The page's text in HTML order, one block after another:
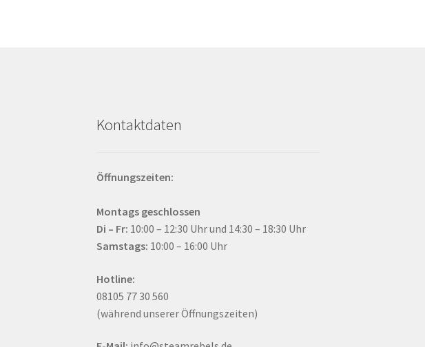
Kontaktdaten
Öffnungszeiten:
Montags geschlossen
Di – Fr: 10:00 – 12:30 Uhr und 14:30 – 18:30 Uhr
Samstags: 10:00 – 16:00 Uhr
Hotline:
08105 77 30 560
(während unserer Öffnungszeiten)